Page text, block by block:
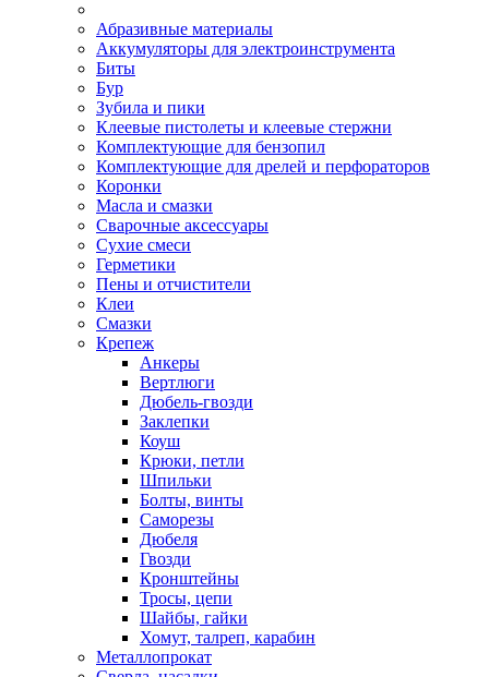
Абразивные материалы
Аккумуляторы для электроинструмента
Биты
Бур
Зубила и пики
Клеевые пистолеты и клеевые стержни
Комплектующие для бензопил
Комплектующие для дрелей и перфораторов
Коронки
Масла и смазки
Сварочные аксессуары
Сухие смеси
Герметики
Пены и отчистители
Клеи
Смазки
Крепеж
Анкеры
Вертлюги
Дюбель-гвозди
Заклепки
Коуш
Крюки, петли
Шпильки
Болты, винты
Саморезы
Дюбеля
Гвозди
Кронштейны
Тросы, цепи
Шайбы, гайки
Хомут, талреп, карабин
Металлопрокат